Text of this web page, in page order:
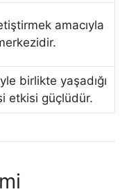
amacıyla
birlikte yaşadığı
etkisi güçlüdür.